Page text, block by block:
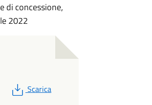
di concessione,
2022
PDF
Scarica